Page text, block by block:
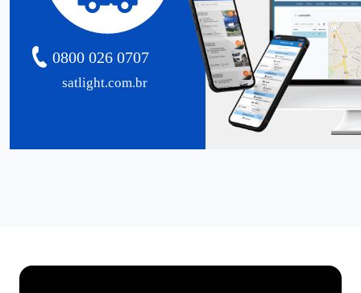
satlight.com.br
0800 026 0707